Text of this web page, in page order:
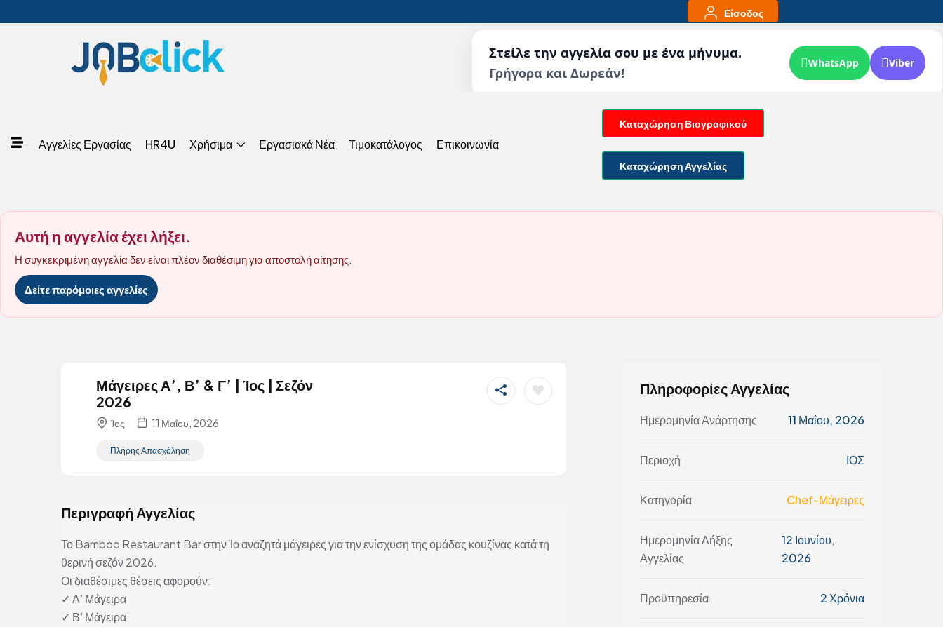
Είσοδος
Στείλε την αγγελία σου με ένα μήνυμα.
Γρήγορα και Δωρεάν!
WhatsApp Viber
Αγγελίες Εργασίας HR4U Χρήσιμα Εργασιακά Νέα Τιμοκατάλογος Επικοινωνία
Καταχώρηση Βιογραφικού
Καταχώρηση Αγγελίας
Αυτή η αγγελία έχει λήξει.
Η συγκεκριμένη αγγελία δεν είναι πλέον διαθέσιμη για αποστολή αίτησης.
Δείτε παρόμοιες αγγελίες
Μάγειρες Α’, Β’ & Γ’ | Ίος | Σεζόν
2026
Ίος 11 Μαΐου, 2026
Πλήρης Απασχόληση
Περιγραφή Αγγελίας
Το Bamboo Restaurant Bar στην Ίο αναζητά μάγειρες για την ενίσχυση της ομάδας κουζίνας κατά τη
θερινή σεζόν 2026.
Οι διαθέσιμες θέσεις αφορούν:
✓ Α’ Μάγειρα
✓ Β’ Μάγειρα
Πληροφορίες Αγγελίας
Ημερομηνία Ανάρτησης 11 Μαΐου, 2026
Περιοχή ΙΟΣ
Κατηγορία Chef-Μάγειρες
Ημερομηνία Λήξης
Αγγελίας
12 Ιουνίου,
2026
Προϋπηρεσία 2 Χρόνια